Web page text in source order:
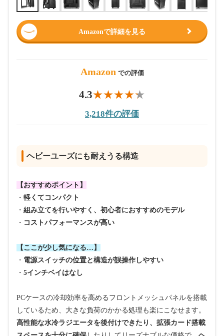
Amazonで詳細を見る
Amazon での評価
4.3
3,218件の評価
ヘビーユーズにも耐えうる構造
【おすすめポイント】
・ 軽くてコンパクト
・ 組み立てを行いやすく、初心者におすすめのモデル
・ コストパフォーマンスが高い
【ここが少し気になる…】
・ 電源スイッチの位置と構造が誤操作しやすい
・ 5インチベイはなし
PCケースの冷却効率を高めるフロントメッシュパネルを搭載
しているため、大きな負荷のかかる処理も楽にこなせます。
高性能な水冷ラジエータを後付けできたり、 拡張カード搭載